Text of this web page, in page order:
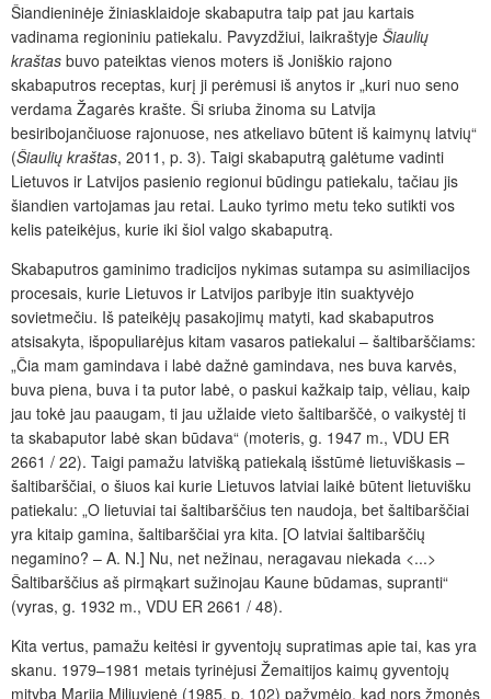
Šiandieninėje žiniasklaidoje skabaputra taip pat jau kartais
vadinama regioniniu patiekalu. Pavyzdžiui, laikraštyje Šiaulių
kraštas buvo pateiktas vienos moters iš Joniškio rajono
skabaputros receptas, kurį ji perėmusi iš anytos ir „kuri nuo seno
verdama Žagarės krašte. Ši sriuba žinoma su Latvija
besiribojančiuose rajonuose, nes atkeliavo būtent iš kaimynų latvių“
(Šiaulių kraštas, 2011, p. 3). Taigi skabaputrą galėtume vadinti
Lietuvos ir Latvijos pasienio regionui būdingu patiekalu, tačiau jis
šiandien vartojamas jau retai. Lauko tyrimo metu teko sutikti vos
kelis pateikėjus, kurie iki šiol valgo skabaputrą.
Skabaputros gaminimo tradicijos nykimas sutampa su asimiliacijos
procesais, kurie Lietuvos ir Latvijos paribyje itin suaktyvėjo
sovietmečiu. Iš pateikėjų pasakojimų matyti, kad skabaputros
atsisakyta, išpopuliarėjus kitam vasaros patiekalui – šaltibarščiams:
„Čia mam gamindava i labė dažnė gamindava, nes buva karvės,
buva piena, buva i ta putor labė, o paskui kažkaip taip, vėliau, kaip
jau tokė jau paaugam, ti jau užlaide vieto šaltibarščė, o vaikystėj ti
ta skabaputor labė skan būdava“ (moteris, g. 1947 m., VDU ER
2661 / 22). Taigi pamažu latvišką patiekalą išstūmė lietuviškasis –
šaltibarščiai, o šiuos kai kurie Lietuvos latviai laikė būtent lietuvišku
patiekalu: „O lietuviai tai šaltibarščius ten naudoja, bet šaltibarščiai
yra kitaip gamina, šaltibarščiai yra kita. [O latviai šaltibarščių
negamino? – A. N.] Nu, net nežinau, neragavau niekada <...>
Šaltibarščius aš pirmąkart sužinojau Kaune būdamas, supranti“
(vyras, g. 1932 m., VDU ER 2661 / 48).
Kita vertus, pamažu keitėsi ir gyventojų supratimas apie tai, kas yra
skanu. 1979–1981 metais tyrinėjusi Žemaitijos kaimų gyventojų
mitybą Marija Miliuvienė (1985, p. 102) pažymėjo, kad nors žmonės